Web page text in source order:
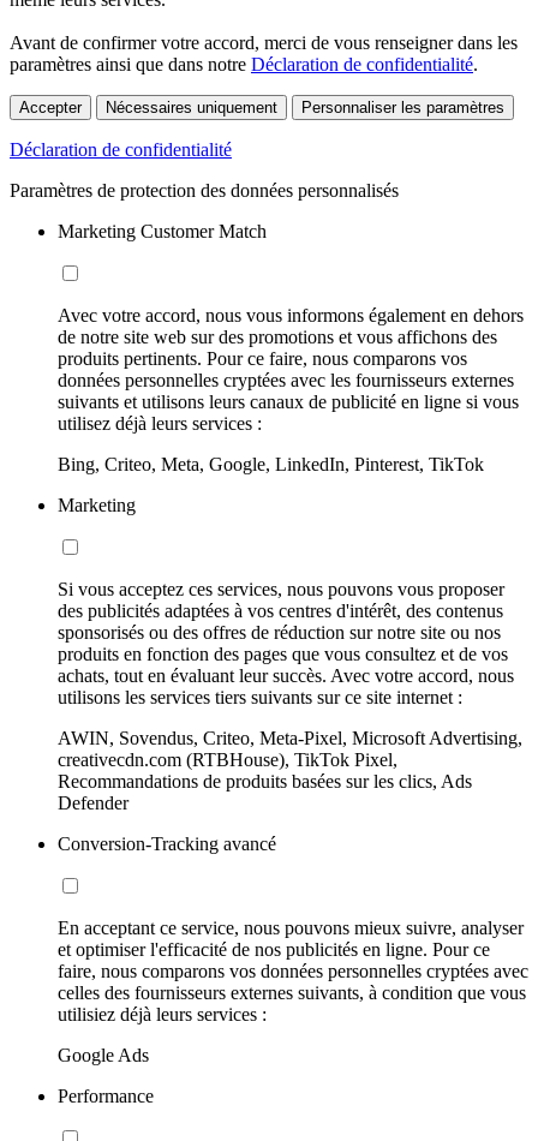
Avant de confirmer votre accord, merci de vous renseigner dans les
paramètres ainsi que dans notre Déclaration de confidentialité.
Accepter Nécessaires uniquement Personnaliser les paramètres
Déclaration de confidentialité
Paramètres de protection des données personnalisés
Marketing Customer Match
Avec votre accord, nous vous informons également en dehors
de notre site web sur des promotions et vous affichons des
produits pertinents. Pour ce faire, nous comparons vos
données personnelles cryptées avec les fournisseurs externes
suivants et utilisons leurs canaux de publicité en ligne si vous
utilisez déjà leurs services :
Bing, Criteo, Meta, Google, LinkedIn, Pinterest, TikTok
Marketing
Si vous acceptez ces services, nous pouvons vous proposer
des publicités adaptées à vos centres d'intérêt, des contenus
sponsorisés ou des offres de réduction sur notre site ou nos
produits en fonction des pages que vous consultez et de vos
achats, tout en évaluant leur succès. Avec votre accord, nous
utilisons les services tiers suivants sur ce site internet :
AWIN, Sovendus, Criteo, Meta-Pixel, Microsoft Advertising,
creativecdn.com (RTBHouse), TikTok Pixel,
Recommandations de produits basées sur les clics, Ads
Defender
Conversion-Tracking avancé
En acceptant ce service, nous pouvons mieux suivre, analyser
et optimiser l'efficacité de nos publicités en ligne. Pour ce
faire, nous comparons vos données personnelles cryptées avec
celles des fournisseurs externes suivants, à condition que vous
utilisiez déjà leurs services :
Google Ads
Performance